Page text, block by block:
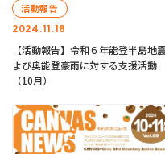
2024.11.18
活動報告
【活動報告】令和６年能登半島地
よび奥能登豪雨に対する支援活動
（10月）